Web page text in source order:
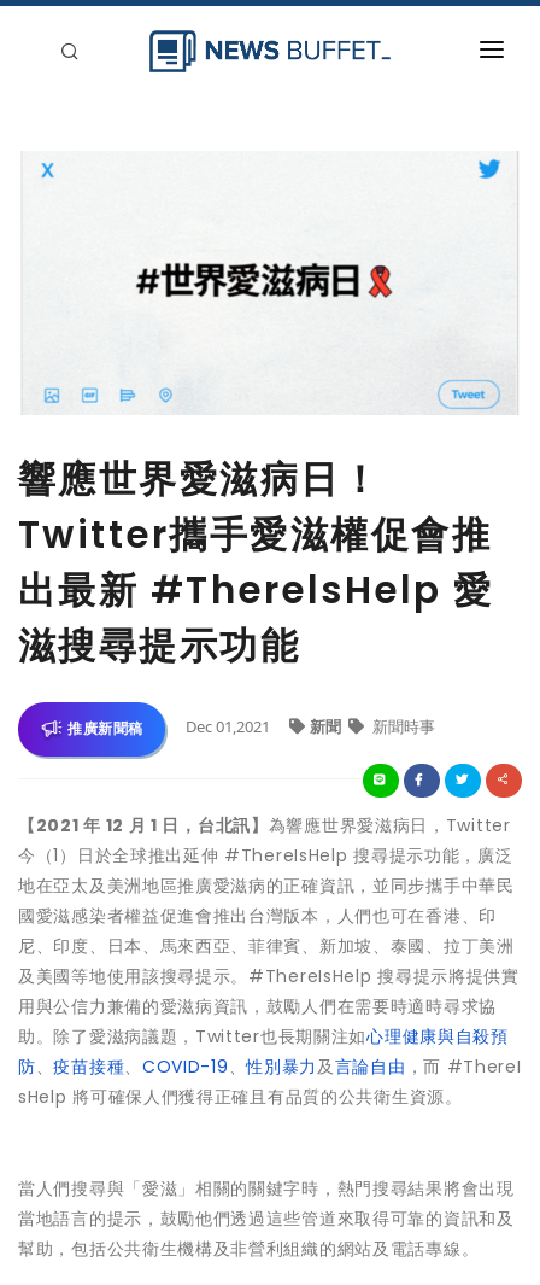
新聞稿分類
響應世界愛滋病日！
Twitter攜手愛滋權促會推
出最新 #TherelsHelp 愛
滋搜尋提示功能
推廣新聞稿 Dec 01,2021 新聞 新聞時事
【2021 年 12 月 1 日，台北訊】 為響應世界愛滋病日，Twitter
今（1）日於全球推出延伸 #ThereIsHelp 搜尋提示功能，廣泛
地在亞太及美洲地區推廣愛滋病的正確資訊，並同步攜手中華民
國愛滋感染者權益促進會推出台灣版本，人們也可在香港、印
尼、印度、日本、馬來西亞、菲律賓、新加坡、泰國、拉丁美洲
及美國等地使用該搜尋提示。#ThereIsHelp 搜尋提示將提供實
用與公信力兼備的愛滋病資訊，鼓勵人們在需要時適時尋求協
助。除了愛滋病議題，Twitter也長期關注如心理健康與自殺預
防、疫苗接種、 COVID-19 、性別暴力及言論自由 ，而 #ThereI
sHelp 將可確保人們獲得正確且有品質的公共衛生資源。
當人們搜尋與「愛滋」相關的關鍵字時，熱門搜尋結果將會出現
當地語言的提示，鼓勵他們透過這些管道來取得可靠的資訊和及
幫助，包括公共衛生機構及非營利組織的網站及電話專線。